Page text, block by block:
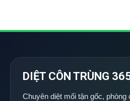
DIỆT CÔN TRÙNG
Chuyên diệt mối tận gốc, phòng